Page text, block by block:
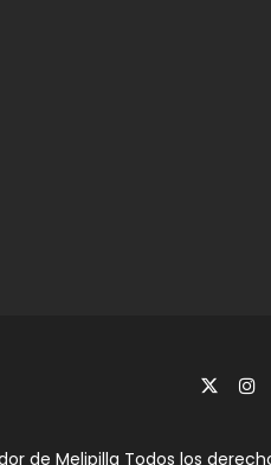
de Melipilla Todos los